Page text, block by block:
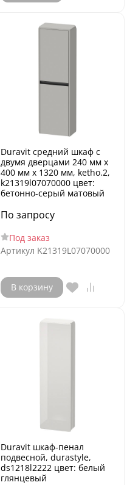
Duravit средний шкаф с
двумя дверцами 240 мм х
400 мм х 1320 мм, ketho.2,
k21319l07070000 цвет:
бетонно-серый матовый
По запросу
Под заказ
Артикул K21319L07070000
В корзину
Duravit шкаф-пенал
подвесной, durastyle,
ds1218l2222 цвет: белый
глянцевый